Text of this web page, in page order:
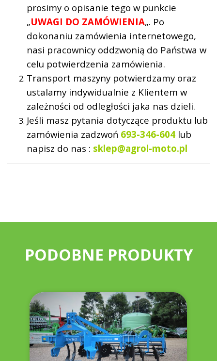
prosimy o opisanie tego w punkcie
„UWAGI DO ZAMÓWIENIA„. Po
dokonaniu zamówienia internetowego,
nasi pracownicy oddzwonią do Państwa w
celu potwierdzenia zamówienia.
Transport maszyny potwierdzamy oraz
ustalamy indywidualnie z Klientem w
zależności od odległości jaka nas dzieli.
Jeśli masz pytania dotyczące produktu lub
zamówienia zadzwoń 693-346-604 lub
napisz do nas : sklep@agrol-moto.pl
PODOBNE PRODUKTY